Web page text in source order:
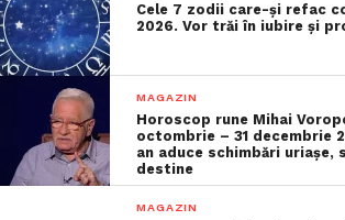
Cele 7 zodii care-și refac
2026. Vor trăi în iubire și
MAGAZIN
Horoscop rune Mihai
octombrie – 31 decembrie
an aduce schimbări uriașe,
destine
MAGAZIN